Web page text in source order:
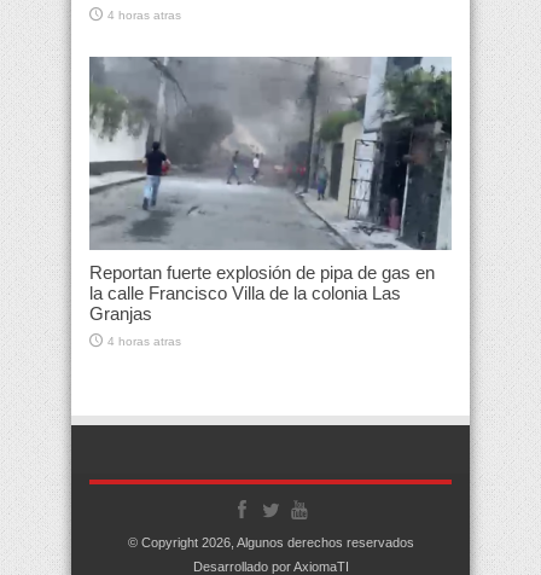
4 horas atras
Reportan fuerte explosión de pipa de gas en
la calle Francisco Villa de la colonia Las
Granjas
4 horas atras
© Copyright 2026, Algunos derechos reservados
Desarrollado por AxiomaTI